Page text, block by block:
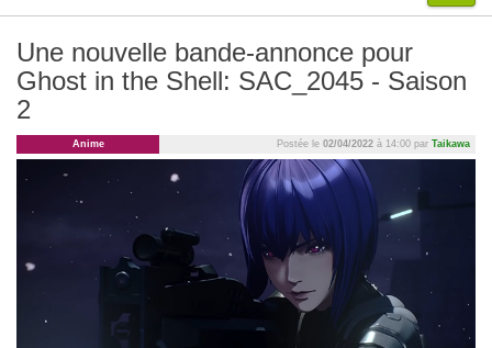
Une nouvelle bande-annonce pour
Ghost in the Shell: SAC_2045 - Saison
2
Anime Postée le 02/04/2022 à 14:00 par Taikawa